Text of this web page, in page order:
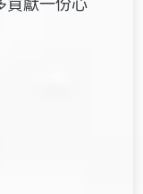
貢獻一份心